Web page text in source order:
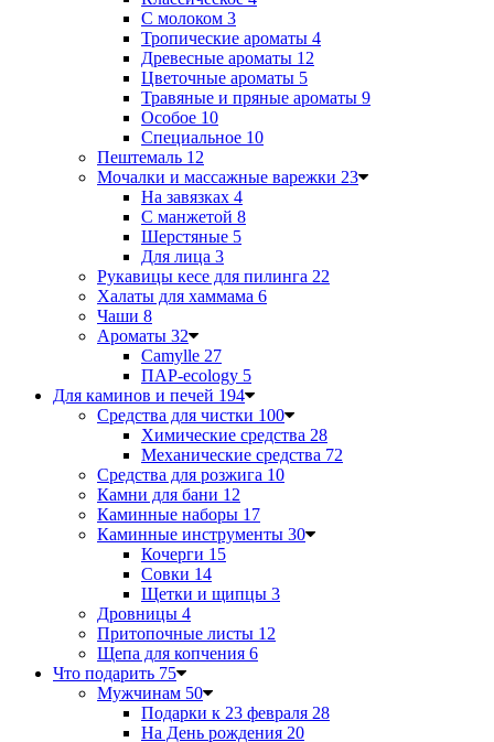
С молоком 3
Тропические ароматы 4
Древесные ароматы 12
Цветочные ароматы 5
Травяные и пряные ароматы 9
Особое 10
Специальное 10
Пештемаль 12
Мочалки и массажные варежки 23
На завязках 4
С манжетой 8
Шерстяные 5
Для лица 3
Рукавицы кесе для пилинга 22
Халаты для хаммама 6
Чаши 8
Ароматы 32
Camylle 27
ПАР-ecology 5
Для каминов и печей 194
Средства для чистки 100
Химические средства 28
Механические средства 72
Средства для розжига 10
Камни для бани 12
Каминные наборы 17
Каминные инструменты 30
Кочерги 15
Совки 14
Щетки и щипцы 3
Дровницы 4
Притопочные листы 12
Щепа для копчения 6
Что подарить 75
Мужчинам 50
Подарки к 23 февраля 28
На День рождения 20